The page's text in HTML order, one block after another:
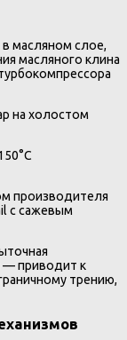
масляном слое,
масляного клина
на холостом
производителя
с сажевым
— приводит к
трению,